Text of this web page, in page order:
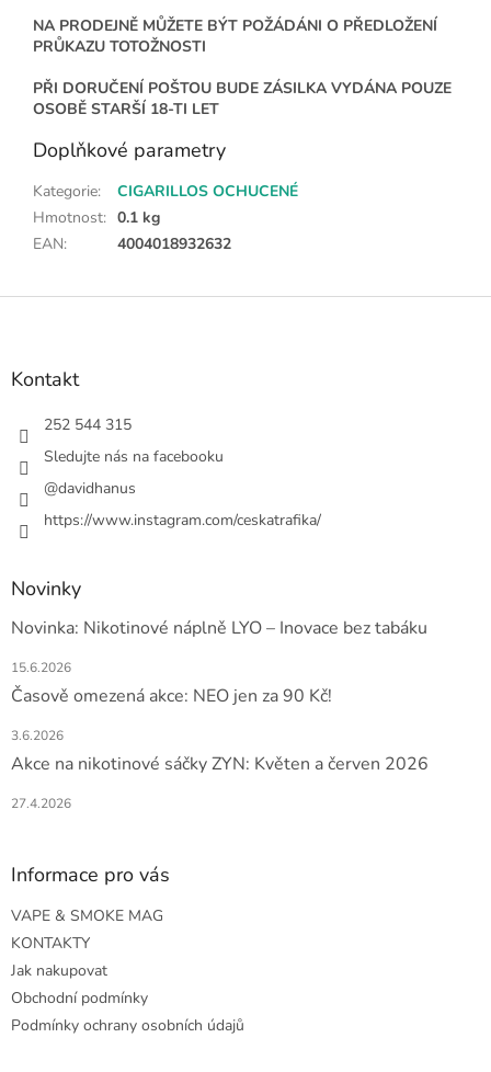
NA PRODEJNĚ MŮŽETE BÝT POŽÁDÁNI O PŘEDLOŽENÍ
PRŮKAZU TOTOŽNOSTI
PŘI DORUČENÍ POŠTOU BUDE ZÁSILKA VYDÁNA POUZE
OSOBĚ STARŠÍ 18-TI LET
Doplňkové parametry
Kategorie:
CIGARILLOS OCHUCENÉ
Hmotnost: 0.1 kg
EAN: 4004018932632
Z
Kontakt
252 544 315
Sledujte nás na facebooku
@davidhanus
https://www.instagram.com/ceskatrafika/
Novinky
Novinka: Nikotinové náplně LYO – Inovace bez tabáku
15.6.2026
Časově omezená akce: NEO jen za 90 Kč!
3.6.2026
Akce na nikotinové sáčky ZYN: Květen a červen 2026
27.4.2026
Informace pro vás
VAPE & SMOKE MAG
KONTAKTY
Jak nakupovat
Obchodní podmínky
Podmínky ochrany osobních údajů